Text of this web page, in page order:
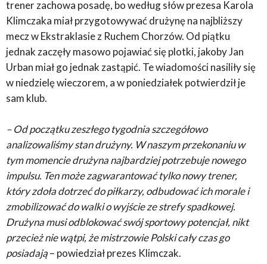
trener zachowa posadę, bo według słów prezesa Karola
Klimczaka miał przygotowywać drużynę na najbliższy
mecz w Ekstraklasie z Ruchem Chorzów. Od piątku
jednak zaczęły masowo pojawiać się plotki, jakoby Jan
Urban miał go jednak zastąpić. Te wiadomości nasiliły się
w niedzielę wieczorem, a w poniedziałek potwierdził je
sam klub.
– Od początku zeszłego tygodnia szczegółowo
analizowaliśmy stan drużyny. W naszym przekonaniu w
tym momencie drużyna najbardziej potrzebuje nowego
impulsu. Ten może zagwarantować tylko nowy trener,
który zdoła dotrzeć do piłkarzy, odbudować ich morale i
zmobilizować do walki o wyjście ze strefy spadkowej.
Drużyna musi odblokować swój sportowy potencjał, nikt
przecież nie wątpi, że mistrzowie Polski cały czas go
posiadają– powiedział prezes Klimczak.